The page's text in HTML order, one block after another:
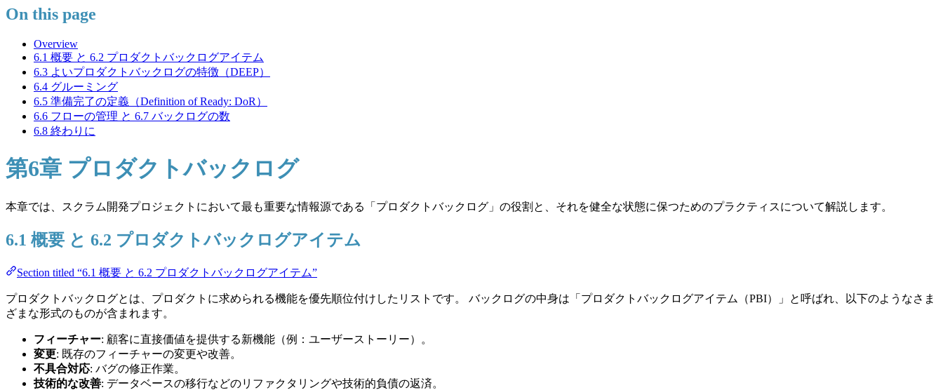
On this page
Overview
6.1 概要 と 6.2 プロダクトバックログアイテム
6.3 よいプロダクトバックログの特徴（DEEP）
6.4 グルーミング
6.5 準備完了の定義（Definition of Ready: DoR）
6.6 フローの管理 と 6.7 バックログの数
6.8 終わりに
第6章 プロダクトバックログ
本章では、スクラム開発プロジェクトにおいて最も重要な情報源である「プロダクトバックログ」の役割と、それを健全な状態に保つためのプラクティスについて解説します。
6.1 概要 と 6.2 プロダクトバックログアイテム
Section titled “6.1 概要 と 6.2 プロダクトバックログアイテム”
プロダクトバックログとは、プロダクトに求められる機能を優先順位付けしたリストです。 バックログの中身は「プロダクトバックログアイテム（PBI）」と呼ばれ、以下のようなさま
ざまな形式のものが含まれます。
フィーチャー: 顧客に直接価値を提供する新機能（例：ユーザーストーリー）。
変更: 既存のフィーチャーの変更や改善。
不具合対応: バグの修正作業。
技術的な改善: データベースの移行などのリファクタリングや技術的負債の返済。